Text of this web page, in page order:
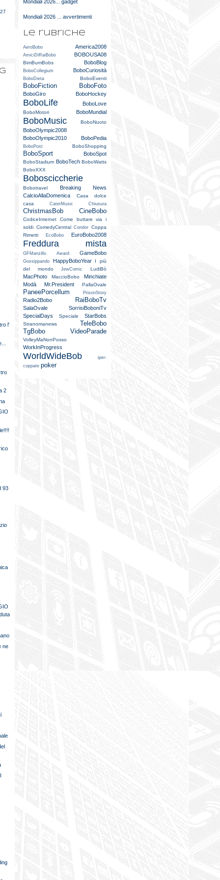
l'
2
93
ne
Mondiali 2026... gadget
Mondiali 2026 ... avvertimenti
Le rubriche
AeroBobo America2008
AmiciDiRaiBobo BOBOUSA08
BimBumBobs BoboBlog
BoboCollegium BoboCuriosità
BoboDieta BoboEventi
BoboFiction BoboFoto
BoboGiro BoboHockey
BoboLife BoboLove
BoboMotori BoboMundial
BoboMusic BoboNuoto
BoboOlympic2008
BoboOlympic2010
BoboPedia
BoboPost BoboShopping
BoboSport BoboSpot
BoboStadium BoboTech BoboWatts
BoboXXX
Bobosciccherie
Bobotravel
Breaking News
CalcioAllaDomenica
Casa dolce
casa
CaterMusic Chiusura
ChristmasBob CineBobo
CodiceInternet
Come buttare via i
soldi ComedyCentral Condor
Coppa
Rimetti
EcoBobo EuroBobo2008
Freddura mista
GFManzillo Award GameBobo
Gossippando HappyBoboYear
I più
del mondo
JewComic LudiBò
MacPhoto MaccioBobo
Minchiate
Modà
Mr.President PallaOvale
PaneePorcellum PrisonStory
Radio2Bobo RaiBoboTv
SalaOvale
SorrisiBoboniTv
SpecialDays
Speciale StarBobs
Stranomanews
TeleBobo
TgBobo
VideoParade
VolleyMaNonPosso
WorkInProgress
WorldWideBob
iper-
coppate poker